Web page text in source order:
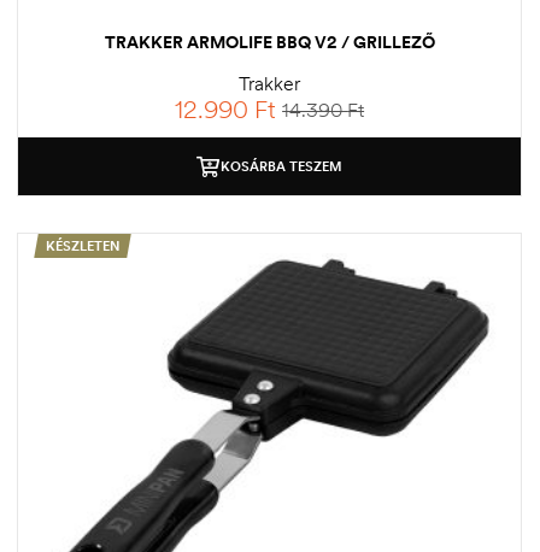
TRAKKER ARMOLIFE BBQ V2 / GRILLEZŐ
Trakker
14.390Ft
12.990 Ft
KOSÁRBA TESZEM
KÉSZLETEN